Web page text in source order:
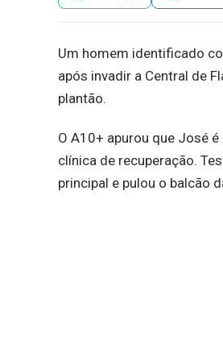
Um homem identificado
após invadir a Central de
plantão.
O A10+ apurou que José
clínica de recuperação.
principal e pulou o balcão